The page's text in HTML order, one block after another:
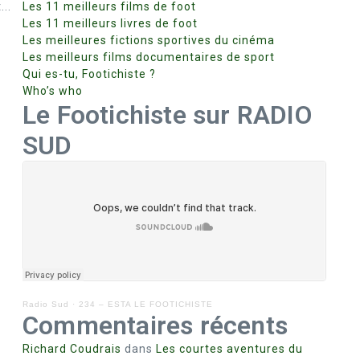
Les 11 meilleurs films de foot
Les 11 meilleurs livres de foot
Les meilleures fictions sportives du cinéma
Les meilleurs films documentaires de sport
Qui es-tu, Footichiste ?
Who’s who
Le Footichiste sur RADIO
SUD
Radio Sud · 234 – ESTA LE FOOTICHISTE
Commentaires récents
Richard Coudrais dans Les courtes aventures du